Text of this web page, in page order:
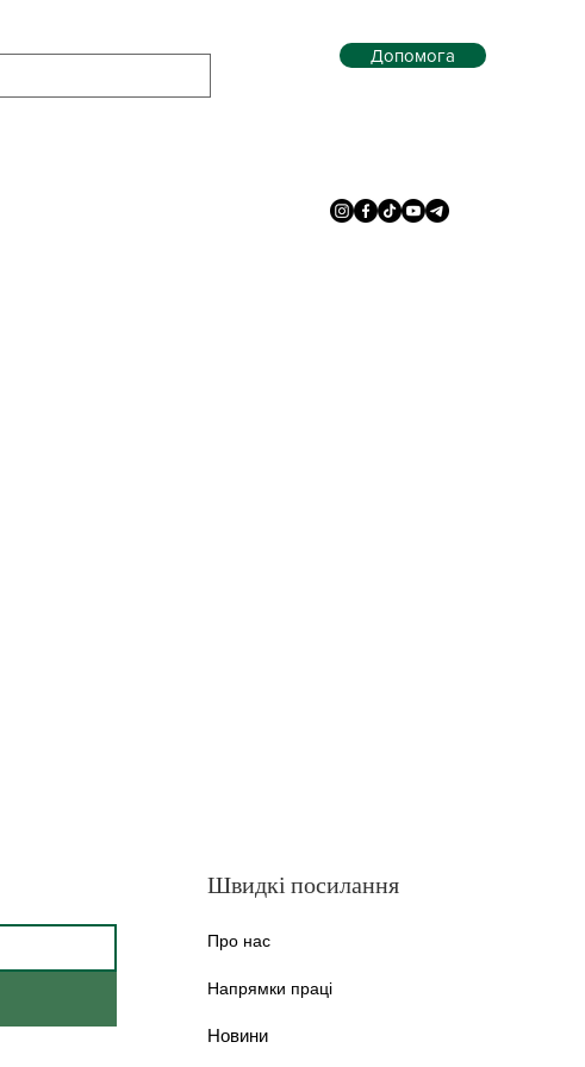
Допомога
Швидкі посилання
Про нас
Напрямки праці
Новини